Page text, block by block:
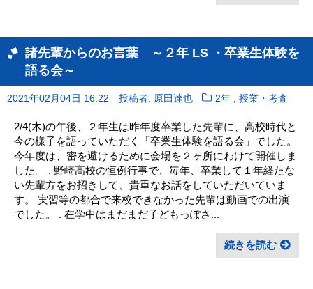
諸先輩からのお言葉 ～２年 LS ・卒業生体験を
語る会～
2021年02月04日 16:22 投稿者: 原田達也 2年 ,授業・考査
2/4(木)の午後、２年生は昨年度卒業した先輩に、高校時代と
今の様子を語っていただく「卒業生体験を語る会」でした。
今年度は、密を避けるために会場を２ヶ所にわけて開催しま
した。 . 野崎高校の恒例行事で、毎年、卒業して１年経たな
い先輩方をお招きして、貴重なお話をしていただいていま
す。 実習等の都合で来校できなかった先輩は動画での出演
でした。 . 在学中はまだまだ子どもっぽさ...
続きを読む